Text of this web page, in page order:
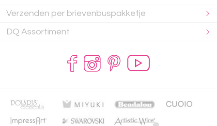
Verzenden per brievenbuspakketje
DQ Assortiment